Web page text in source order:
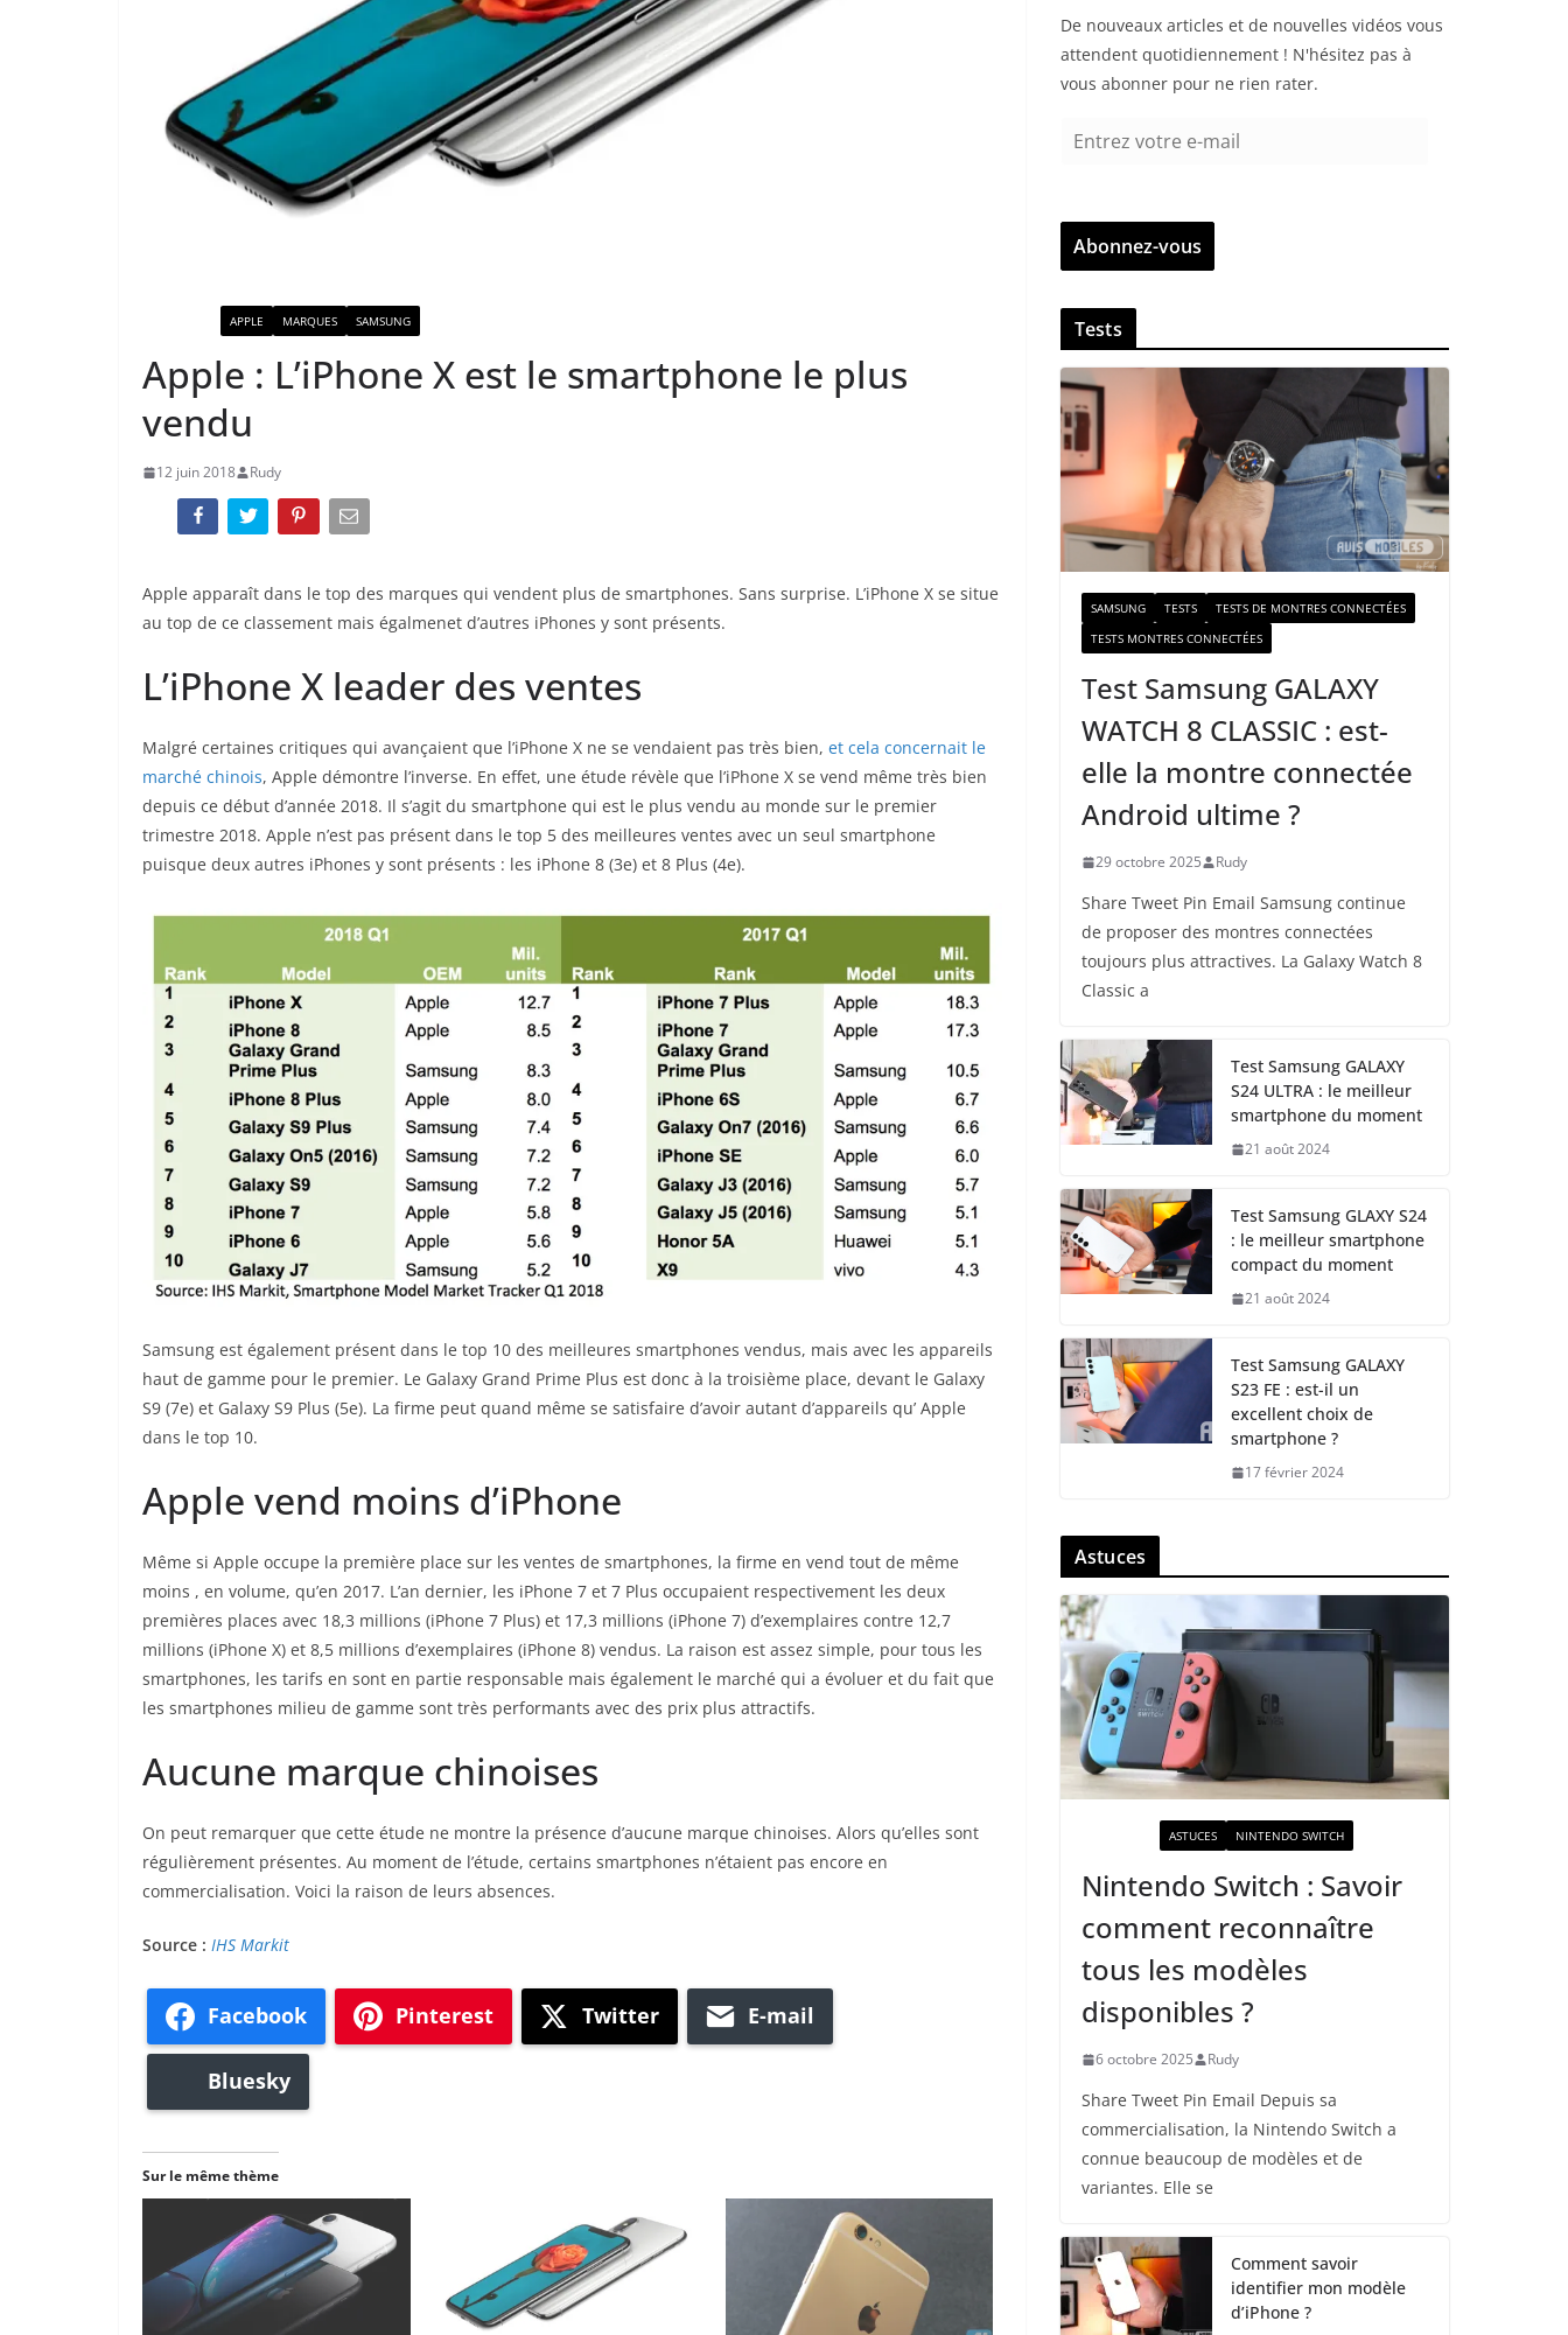
APPLE MARQUES SAMSUNG
Apple : L’iPhone X est le smartphone le plus
vendu
12 juin 2018 Rudy
Apple apparaît dans le top des marques qui vendent plus de smartphones. Sans surprise. L’iPhone X se situe
au top de ce classement mais égalmenet d’autres iPhones y sont présents.
L’iPhone X leader des ventes
Malgré certaines critiques qui avançaient que l’iPhone X ne se vendaient pas très bien, et cela concernait le
marché chinois, Apple démontre l’inverse. En effet, une étude révèle que l’iPhone X se vend même très bien
depuis ce début d’année 2018. Il s’agit du smartphone qui est le plus vendu au monde sur le premier
trimestre 2018. Apple n’est pas présent dans le top 5 des meilleures ventes avec un seul smartphone
puisque deux autres iPhones y sont présents : les iPhone 8 (3e) et 8 Plus (4e).
Samsung est également présent dans le top 10 des meilleures smartphones vendus, mais avec les appareils
haut de gamme pour le premier. Le Galaxy Grand Prime Plus est donc à la troisième place, devant le Galaxy
S9 (7e) et Galaxy S9 Plus (5e). La firme peut quand même se satisfaire d’avoir autant d’appareils qu’ Apple
dans le top 10.
Apple vend moins d’iPhone
Même si Apple occupe la première place sur les ventes de smartphones, la firme en vend tout de même
moins , en volume, qu’en 2017. L’an dernier, les iPhone 7 et 7 Plus occupaient respectivement les deux
premières places avec 18,3 millions (iPhone 7 Plus) et 17,3 millions (iPhone 7) d’exemplaires contre 12,7
millions (iPhone X) et 8,5 millions d’exemplaires (iPhone 8) vendus. La raison est assez simple, pour tous les
smartphones, les tarifs en sont en partie responsable mais également le marché qui a évoluer et du fait que
les smartphones milieu de gamme sont très performants avec des prix plus attractifs.
Aucune marque chinoises
On peut remarquer que cette étude ne montre la présence d’aucune marque chinoises. Alors qu’elles sont
régulièrement présentes. Au moment de l’étude, certains smartphones n’étaient pas encore en
commercialisation. Voici la raison de leurs absences.
Source : IHS Markit
Facebook Pinterest Twitter E-mail
Bluesky
Sur le même thème
De nouveaux articles et de nouvelles vidéos vous
attendent quotidiennement ! N'hésitez pas à
vous abonner pour ne rien rater.
r
z
v
t
r
e
e
-
a
i
Abonnez-vous
Tests
SAMSUNG TESTS
TESTS DE MONTRES CONNECTÉES
TESTS MONTRES CONNECTÉES
Test Samsung GALAXY
WATCH 8 CLASSIC : est-
elle la montre connectée
Android ultime ?
29 octobre 2025 Rudy
Share Tweet Pin Email Samsung continue
de proposer des montres connectées
toujours plus attractives. La Galaxy Watch 8
Classic a
Test Samsung GALAXY
S24 ULTRA : le meilleur
smartphone du moment
21 août 2024
Test Samsung GLAXY S24
: le meilleur smartphone
compact du moment
21 août 2024
Test Samsung GALAXY
S23 FE : est-il un
excellent choix de
smartphone ?
17 février 2024
Astuces
ASTUCES NINTENDO SWITCH
Nintendo Switch : Savoir
comment reconnaître
tous les modèles
disponibles ?
6 octobre 2025 Rudy
Share Tweet Pin Email Depuis sa
commercialisation, la Nintendo Switch a
connue beaucoup de modèles et de
variantes. Elle se
Comment savoir
identifier mon modèle
d’iPhone ?